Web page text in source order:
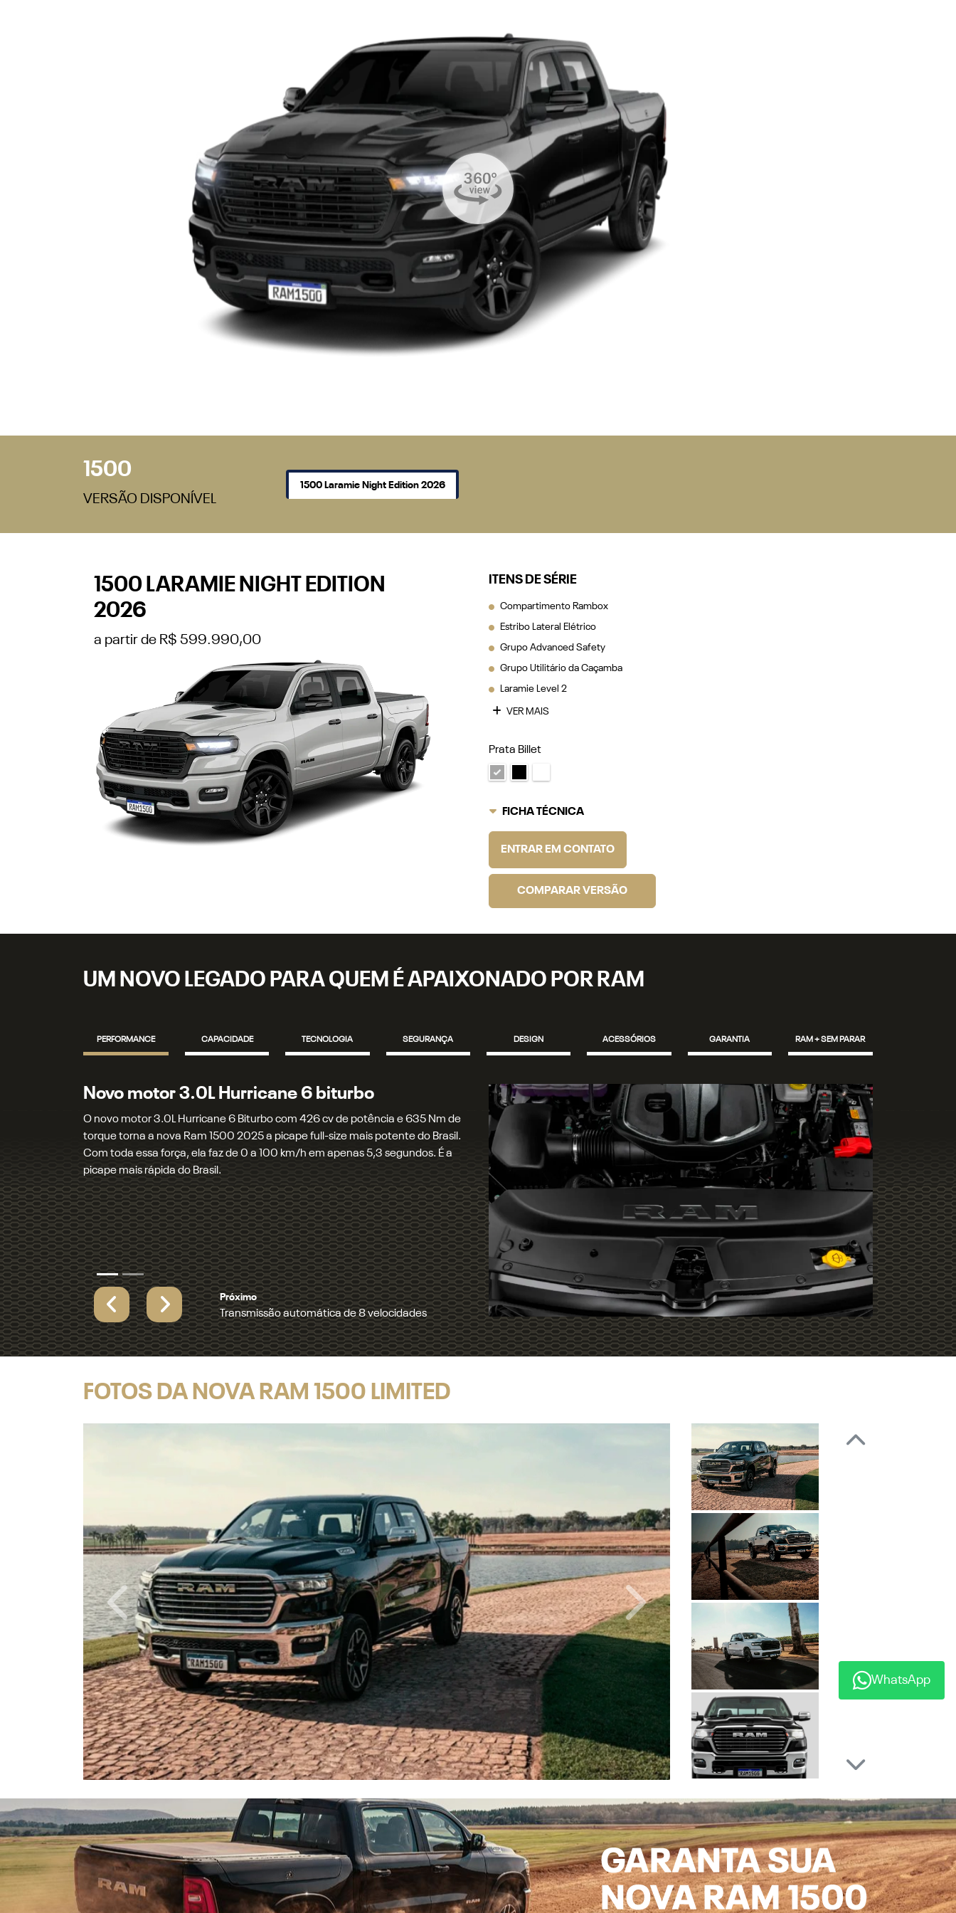
1500
VERSÃO DISPONÍVEL
1500 Laramie Night Edition 2026
1500 LARAMIE NIGHT EDITION
2026
a partir de R$ 599.990,00
ITENS DE SÉRIE
Compartimento Rambox
Estribo Lateral Elétrico
Grupo Advanced Safety
Grupo Utilitário da Caçamba
Laramie Level 2
VER MAIS
Prata Billet
FICHA TÉCNICA
ENTRAR EM CONTATO
COMPARAR VERSÃO
UM NOVO LEGADO PARA QUEM É APAIXONADO POR RAM
PERFORMANCE CAPACIDADE TECNOLOGIA SEGURANÇA DESIGN ACESSÓRIOS GARANTIA RAM + SEM PARAR
Transmissão automática de 8 velocidades
Uma moderna transmissão automática de 8 velocidades, com trocas rápidas
e imperceptíveis, está acoplada ao novo motor Hurricane 6. Além de entregar
muita performance quando necessário, ela contribui para a redução do
consumo de combustível.
Próximo
Previous
Next
FOTOS DA NOVA RAM 1500 LIMITED
Anterior Próximo
Próximo
WhatsApp